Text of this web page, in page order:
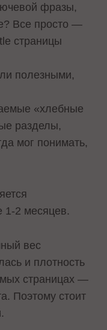
фразы,
Все просто —
страницы
полезными,
«хлебные
разделы,
мог понимать,
1-2 месяцев.
вес
и плотность
страницах —
Поэтому стоит